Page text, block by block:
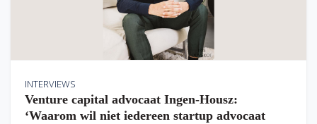
INTERVIEWS
Venture capital advocaat Ingen-Housz:
‘Waarom wil niet iedereen startup advocaat